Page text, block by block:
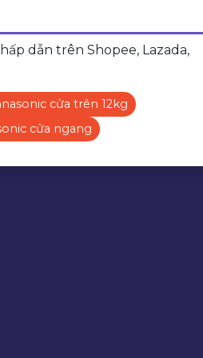
dẫn trên Shopee, Lazada,
cửa trên 12kg
cửa ngang